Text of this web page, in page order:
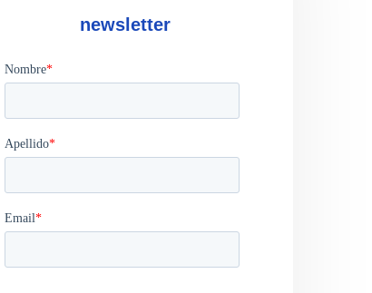
newsletter